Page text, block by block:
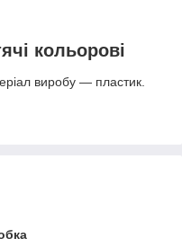
кольорові
виробу — пластик.